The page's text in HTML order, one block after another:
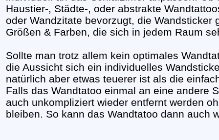
Haustier-, Städte-, oder abstrakte
oder Wandzitate bevorzugt, die Wandsticker
Größen & Farben, die sich in jedem Raum
Sollte man trotz allem kein optimales
die Aussicht sich ein individuelles
natürlich aber etwas teuerer ist als die
Falls das Wandtatoo einmal an eine andere
auch unkompliziert wieder entfernt werden
bleiben. So kann das Wandtatoo dann auch